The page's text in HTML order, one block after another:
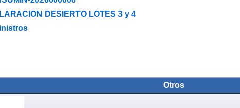
DESIERTO LOTES 3 y 4
Otros